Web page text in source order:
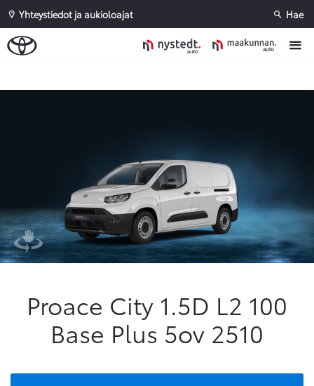
Yhteystiedot ja aukioloajat Hae
Proace City 1.5D L2 100
Base Plus 5ov 2510